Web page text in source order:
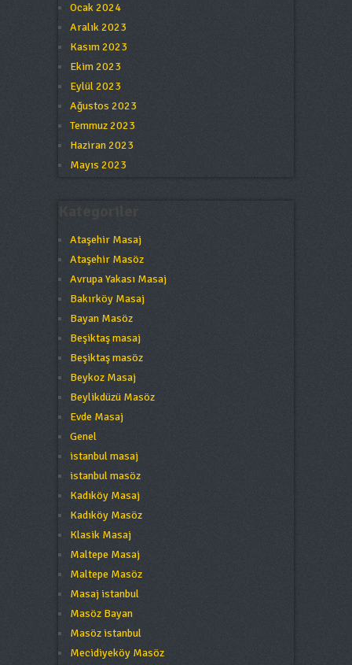
Ocak 2024
Aralık 2023
Kasım 2023
Ekim 2023
Eylül 2023
Ağustos 2023
Temmuz 2023
Haziran 2023
Mayıs 2023
Ataşehir Masaj
Ataşehir Masöz
Avrupa Yakası Masaj
Bakırköy Masaj
Bayan Masöz
Beşiktaş masaj
Beşiktaş masöz
Beykoz Masaj
Beylikdüzü Masöz
Evde Masaj
Genel
istanbul masaj
istanbul masöz
Kadıköy Masaj
Kadıköy Masöz
Klasik Masaj
Maltepe Masaj
Maltepe Masöz
Masaj istanbul
Masöz Bayan
Masöz istanbul
Mecidiyeköy Masöz